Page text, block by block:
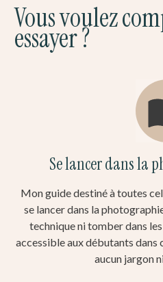
Vous voulez
essayer ?
Se lancer dans la
Mon guide destiné à toutes
se lancer dans la
technique ni tomber dans
accessible aux débutants
aucun jargon